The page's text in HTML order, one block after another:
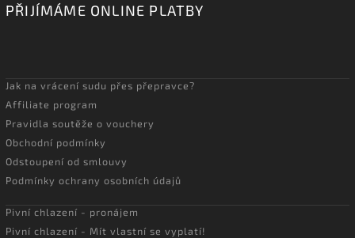
PŘIJÍMÁME ONLINE PLATBY
Jak na vrácení sudu přes přepravce?
Affiliate program
Pravidla soutěže o vouchery
Obchodní podmínky
Odstoupení od smlouvy
Podmínky ochrany osobních údajů
Pivní chlazení - pronájem
Pivní chlazení - Mít vlastní se vyplatí!